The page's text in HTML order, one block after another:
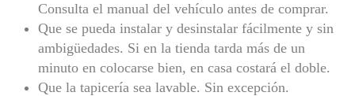
Consulta el manual del vehículo antes de comprar.
Que se pueda instalar y desinstalar fácilmente y sin
ambigüedades. Si en la tienda tarda más de un
minuto en colocarse bien, en casa costará el doble.
Que la tapicería sea lavable. Sin excepción.